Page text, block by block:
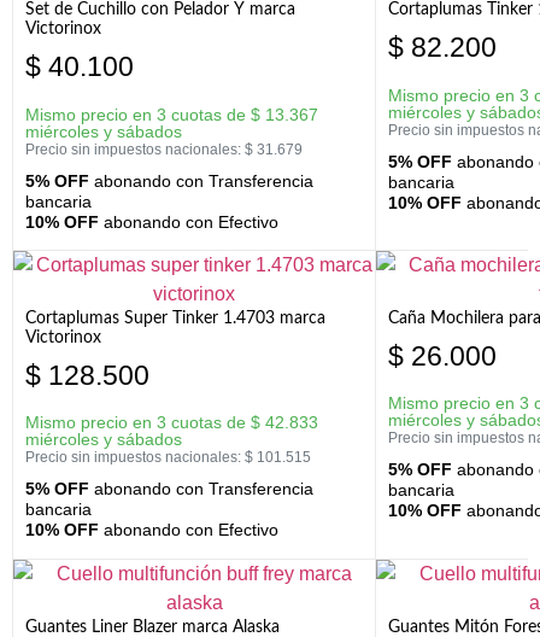
Set de Cuchillo con Pelador Y marca
Victorinox
$ 40.100
Mismo precio en 3 cuotas de $ 13.367
miércoles y sábados
Precio sin impuestos nacionales: $ 31.679
5% OFF abonando con Transferencia
bancaria
10% OFF abonando con Efectivo
Cortaplumas
$ 82.200
Mismo precio en 3
miércoles y
Precio sin impuestos
5% OFF abonando
bancaria
10% OFF
Cortaplumas Super Tinker 1.4703 marca
Victorinox
$ 128.500
Mismo precio en 3 cuotas de $ 42.833
miércoles y sábados
Precio sin impuestos nacionales: $ 101.515
5% OFF abonando con Transferencia
bancaria
10% OFF abonando con Efectivo
Caña Mochilera
$ 26.000
Mismo precio en 3
miércoles y
Precio sin impuestos
5% OFF abonando
bancaria
10% OFF
Guantes Liner Blazer marca Alaska Guantes Mitón